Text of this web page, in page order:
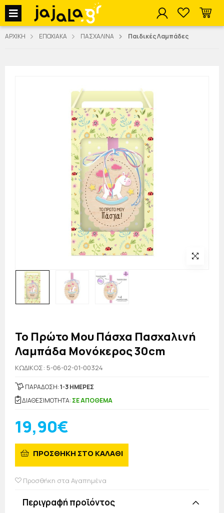
jajala Menu
ΑΡΧΙΚΗ ΕΠΟΧΙΑΚΑ ΠΑΣΧΑΛΙΝΑ Παιδικές Λαμπάδες
Το Πρώτο Μου Πάσχα Πασχαλινή
Λαμπάδα Μονόκερος 30cm
KΩΔΙΚΟΣ: 5-06-02-01-00324
ΠΑΡΑΔΟΣΗ:1-3 ΗΜΕΡΕΣ
ΔΙΑΘΕΣΙΜΟΤΗΤΑ: ΣΕ ΑΠΟΘΕΜΑ
19,90€
ΠΡΟΣΘΗΚΗ ΣΤΟ ΚΑΛΑΘΙ
Προσθήκη στα Αγαπημένα
Περιγραφή προϊόντος